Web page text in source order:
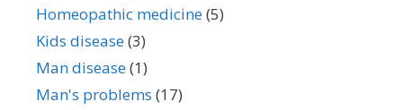
Homeopathic medicine(5)
Kids disease(3)
Man disease(1)
Man's problems (17)